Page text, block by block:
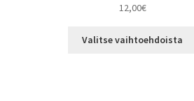
12,00€
Valitse vaihtoehdoista